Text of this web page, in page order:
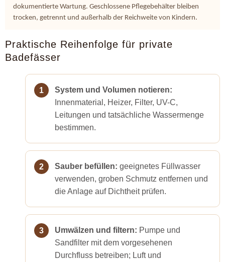
dokumentierte Wartung. Geschlossene Pflegebehälter bleiben
trocken, getrennt und außerhalb der Reichweite von Kindern.
Praktische Reihenfolge für private
Badefässer
System und Volumen notieren:
Innenmaterial, Heizer, Filter, UV-C,
Leitungen und tatsächliche Wassermenge
bestimmen.
Sauber befüllen: geeignetes Füllwasser
verwenden, groben Schmutz entfernen und
die Anlage auf Dichtheit prüfen.
Umwälzen und filtern: Pumpe und
Sandfilter mit dem vorgesehenen
Durchfluss betreiben; Luft und